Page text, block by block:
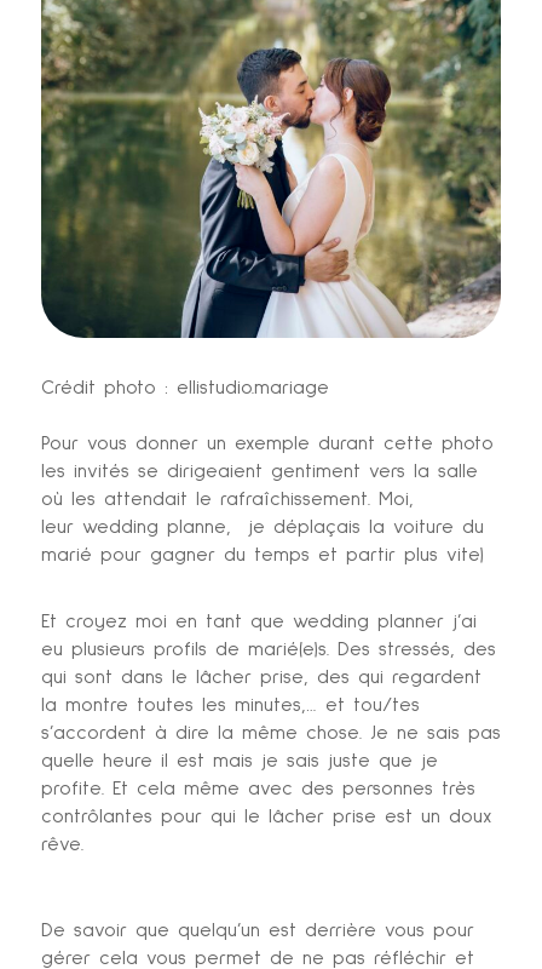
Crédit photo : ellistudio.mariage
Pour vous donner un exemple durant cette photo
les invités se dirigeaient gentiment vers la salle
où les attendait le rafraîchissement. Moi,
leur wedding planne, je déplaçais la voiture du
marié pour gagner du temps et partir plus vite)
Et croyez moi en tant que wedding planner j’ai
eu plusieurs profils de marié(e)s. Des stressés, des
qui sont dans le lâcher prise, des qui regardent
la montre toutes les minutes,… et tou/tes
s’accordent à dire la même chose. Je ne sais pas
quelle heure il est mais je sais juste que je
profite. Et cela même avec des personnes très
contrôlantes pour qui le lâcher prise est un doux
rêve.
De savoir que quelqu’un est derrière vous pour
gérer cela vous permet de ne pas réfléchir et